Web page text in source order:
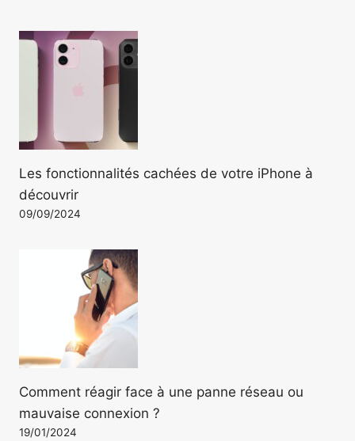
Les fonctionnalités cachées de votre iPhone à
découvrir
09/09/2024
Comment réagir face à une panne réseau ou
mauvaise connexion ?
19/01/2024